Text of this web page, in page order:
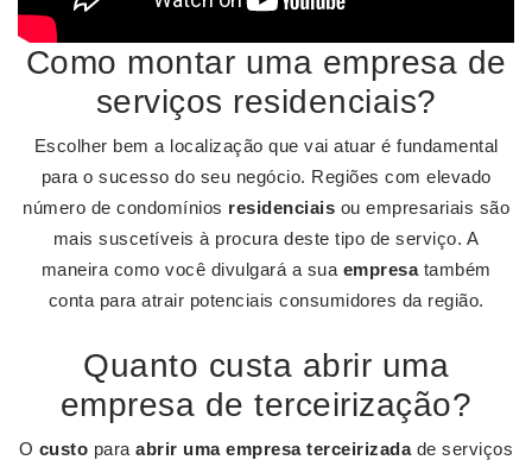
Como montar uma empresa de
serviços residenciais?
Escolher bem a localização que vai atuar é fundamental
para o sucesso do seu negócio. Regiões com elevado
número de condomínios residenciais ou empresariais são
mais suscetíveis à procura deste tipo de serviço. A
maneira como você divulgará a sua empresatambém
conta para atrair potenciais consumidores da região.
Quanto custa abrir uma
empresa de terceirização?
O custo paraabrir uma empresa terceirizadade serviços